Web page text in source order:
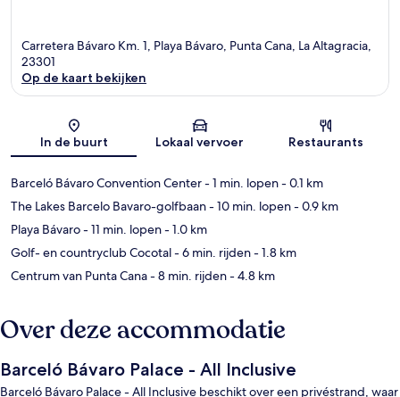
Carretera Bávaro Km. 1, Playa Bávaro, Punta Cana, La Altagracia,
23301
Op de kaart bekijken
In de buurt Lokaal vervoer Restaurants
Barceló Bávaro Convention Center- 1 min. lopen- 0.1 km
The Lakes Barcelo Bavaro-golfbaan- 10 min. lopen- 0.9 km
Playa Bávaro- 11 min. lopen- 1.0 km
Golf- en countryclub Cocotal- 6 min. rijden- 1.8 km
Centrum van Punta Cana- 8 min. rijden- 4.8 km
Over deze accommodatie
Barceló Bávaro Palace - All Inclusive
Barceló Bávaro Palace - All Inclusive beschikt over een privéstrand, waar